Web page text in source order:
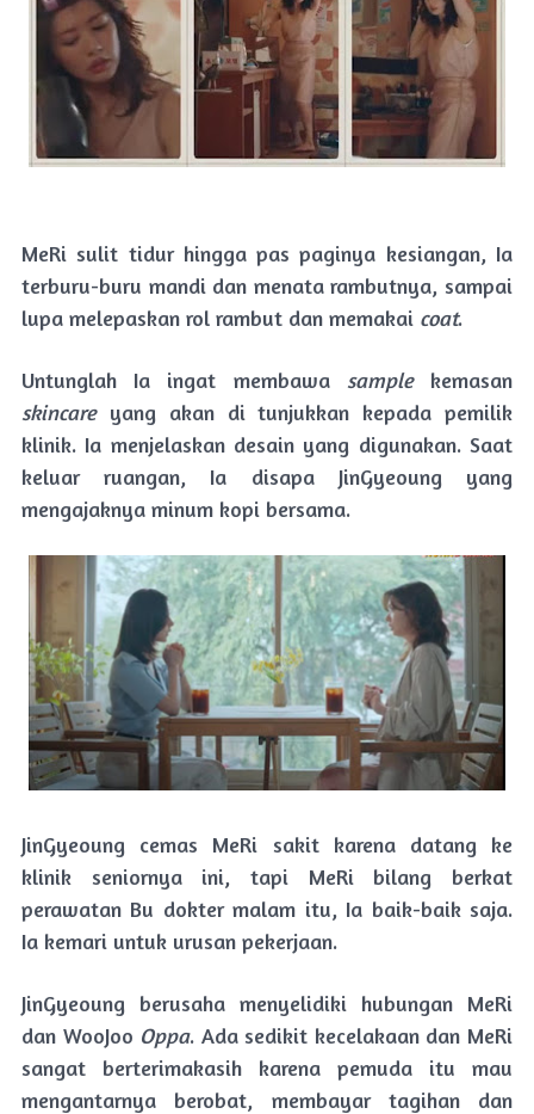
MeRi sulit tidur hingga pas paginya kesiangan, Ia
terburu-buru mandi dan menata rambutnya, sampai
lupa melepaskan rol rambut dan memakai coat.
Untunglah Ia ingat membawa samplekemasan
skincareyang akan di tunjukkan kepada pemilik
klinik. Ia menjelaskan desain yang digunakan. Saat
keluar ruangan, Ia disapa JinGyeoung yang
mengajaknya minum kopi bersama.
JinGyeoung cemas MeRi sakit karena datang ke
klinik seniornya ini, tapi MeRi bilang berkat
perawatan Bu dokter malam itu, Ia baik-baik saja.
Ia kemari untuk urusan pekerjaan.
JinGyeoung berusaha menyelidiki hubungan MeRi
dan WooJoo Oppa. Ada sedikit kecelakaan dan MeRi
sangat berterimakasih karena pemuda itu mau
mengantarnya berobat, membayar tagihan dan